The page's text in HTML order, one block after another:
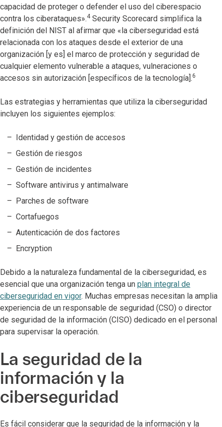
capacidad de proteger o defender el uso del ciberespacio
contra los ciberataques».4Security Scorecard simplifica la
definición del NIST al afirmar que «la ciberseguridad está
relacionada con los ataques desde el exterior de una
organización [y es] el marco de protección y seguridad de
cualquier elemento vulnerable a ataques, vulneraciones o
accesos sin autorización [específicos de la tecnología].6
Las estrategias y herramientas que utiliza la ciberseguridad
incluyen los siguientes ejemplos:
Identidad y gestión de accesos
Gestión de riesgos
Gestión de incidentes
Software antivirus y antimalware
Parches de software
Cortafuegos
Autenticación de dos factores
Encryption
Debido a la naturaleza fundamental de la ciberseguridad, es
esencial que una organización tenga un plan integral de
ciberseguridad en vigor. Muchas empresas necesitan la amplia
experiencia de un responsable de seguridad (CSO) o director
de seguridad de la información (CISO) dedicado en el personal
para supervisar la operación.
La seguridad de la
información y la
ciberseguridad
Es fácil considerar que la seguridad de la información y la